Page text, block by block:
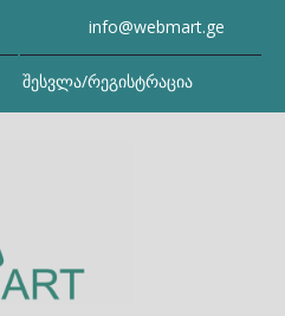
info@webmart.ge
შესვლა/რეგისტრაცია